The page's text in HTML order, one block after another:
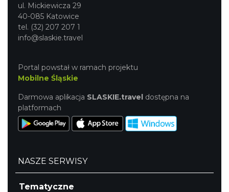
ul. Mickiewicza 29
40-085 Katowice
tel. (32) 207 207 1
info@slaskie.travel
Portal powstał w ramach projektu
Mobilne Śląskie
Darmowa aplikacja SLASKIE.travel dostępna na
platformach
NASZE SERWISY
Tematyczne